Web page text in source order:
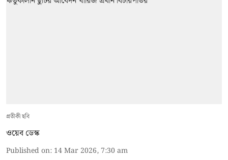
প্রতীকী ছবি
ওয়েব ডেস্ক
Published on: 14 Mar 2026, 7:30 am